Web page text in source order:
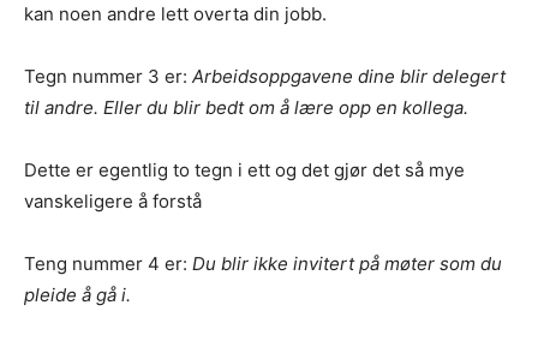
kan noen andre lett overta din jobb.
Tegn nummer 3 er: Arbeidsoppgavene dine blir delegert
til andre. Eller du blir bedt om å lære opp en kollega.
Dette er egentlig to tegn i ett og det gjør det så mye
vanskeligere å forstå
Teng nummer 4 er: Du blir ikke invitert på møter som du
pleide å gå i.